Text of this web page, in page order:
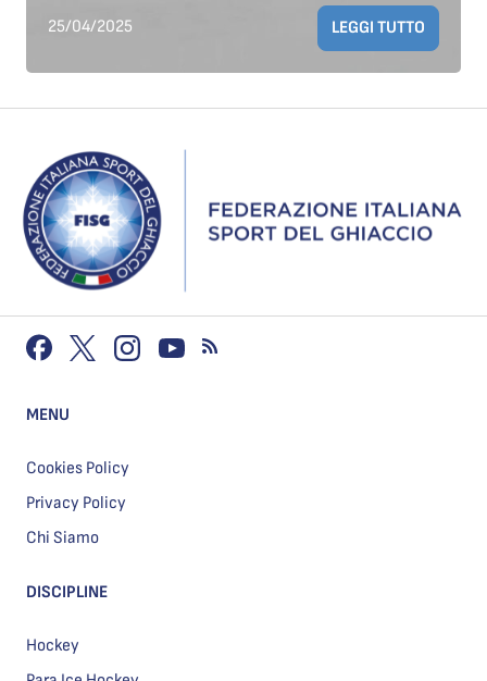
25/04/2025 LEGGI TUTTO
MENU
Cookies Policy
Privacy Policy
Chi Siamo
DISCIPLINE
Hockey